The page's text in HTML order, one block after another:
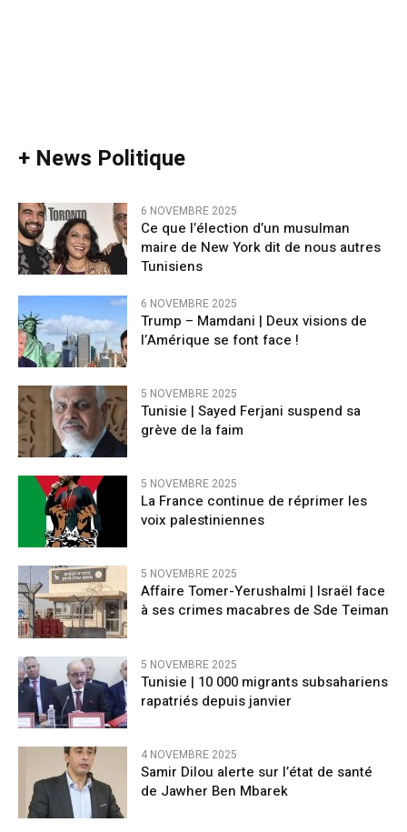
+ News Politique
6 NOVEMBRE 2025
Ce que l’élection d’un musulman
maire de New York dit de nous autres
Tunisiens
6 NOVEMBRE 2025
Trump – Mamdani | Deux visions de
l’Amérique se font face !
5 NOVEMBRE 2025
Tunisie | Sayed Ferjani suspend sa
grève de la faim
5 NOVEMBRE 2025
La France continue de réprimer les
voix palestiniennes
5 NOVEMBRE 2025
Affaire Tomer-Yerushalmi | Israël face
à ses crimes macabres de Sde Teiman
5 NOVEMBRE 2025
Tunisie | 10 000 migrants subsahariens
rapatriés depuis janvier
4 NOVEMBRE 2025
Samir Dilou alerte sur l’état de santé
de Jawher Ben Mbarek